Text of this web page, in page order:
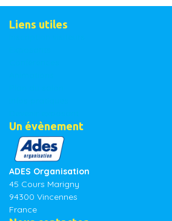
Liens utiles
Un évènement
ADES Organisation
45 Cours Marigny
94300 Vincennes
France